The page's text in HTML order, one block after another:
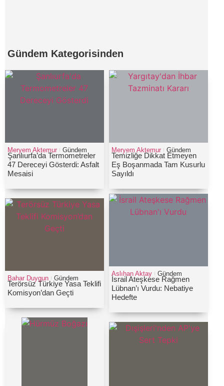
Gündem Kategorisinden
Meryem Aktemur Gündem
Şanlıurfa’da Termometreler
47 Dereceyi Gösterdi: Asfalt
Mesaisi
Meryem Aktemur Gündem
Temizliğe Dikkat Etmeyen
Eş Boşanmada Tam Kusurlu
Sayıldı
Bahar Duygun Gündem
Terörsüz Türkiye Yasa Teklifi
Komisyon’dan Geçti
Aslıhan Aktay Gündem
İsrail Ateşkese Rağmen
Lübnan’ı Vurdu: Nebatiye
Hedefte